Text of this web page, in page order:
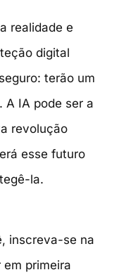
realidade e
digital
terão um
A IA pode ser a
revolução
esse futuro
la.
inscreva-se na
em primeira